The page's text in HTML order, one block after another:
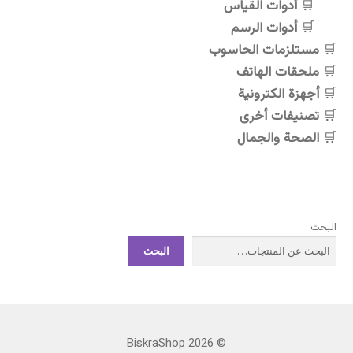
أدوات القياس
أدوات الرسم
مستلزمات الحاسوب
ملحقات الهاتف
أجهزة الكترونية
تصنيفات أخرى
الصحة والجمال
البحث
البحث
© BiskraShop 2026